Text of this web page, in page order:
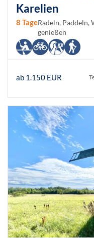
Karelien
8 TageRadeln, Paddeln,
genießen
ab 1.150 EUR